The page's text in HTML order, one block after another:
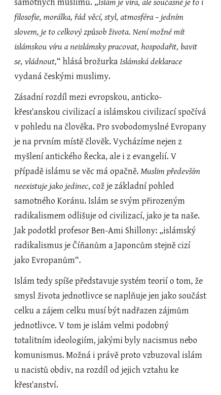
samotných muslimů. „Islám je víra, ale současné je to i
filosofie, morálka, řád věcí, styl, atmosféra – jedním
slovem, je to celkový způsob života. Není možné mít
islámskou víru a neislámsky pracovat, hospodařit, bavit
se, vládnout,“ hlásá brožurka Islámská deklarace
vydaná českými muslimy.
Zásadní rozdíl mezi evropskou, anticko-
křesťanskou civilizací a islámskou civilizací spočívá
v pohledu na člověka. Pro svobodomyslné Evropany
je na prvním místě člověk. Vycházíme nejen z
myšlení antického Řecka, ale i z evangelií. V
případě islámu se věc má opačně. Muslim především
neexistuje jako jedinec, což je základní pohled
samotného Koránu. Islám se svým přirozeným
radikalismem odlišuje od civilizací, jako je ta naše.
Jak podotkl profesor Ben-Ami Shillony: „islámský
radikalismus je Číňanům a Japoncům stejně cizí
jako Evropanům“.
Islám tedy spíše představuje systém teorií o tom, že
smysl života jednotlivce se naplňuje jen jako součást
celku a zájem celku musí být nadřazen zájmům
jednotlivce. V tom je islám velmi podobný
totalitním ideologiím, jakými byly nacismus nebo
komunismus. Možná i právě proto vzbuzoval islám
u nacistů obdiv, na rozdíl od jejich vztahu ke
křesťanství.